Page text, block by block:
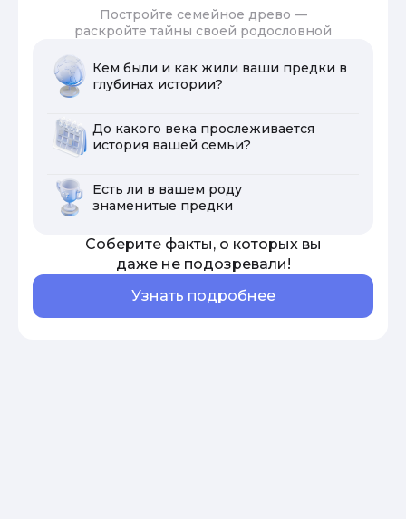
Постройте семейное древо —
раскройте тайны своей родословной
Кем были и как жили ваши предки в
глубинах истории?
До какого века прослеживается
история вашей семьи?
Есть ли в вашем роду
знаменитые предки
Соберите факты, о которых вы
даже не подозревали!
Узнать подробнее